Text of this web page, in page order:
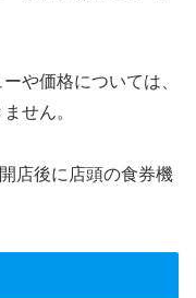
や価格については、
せん。
店後に店頭の食券機